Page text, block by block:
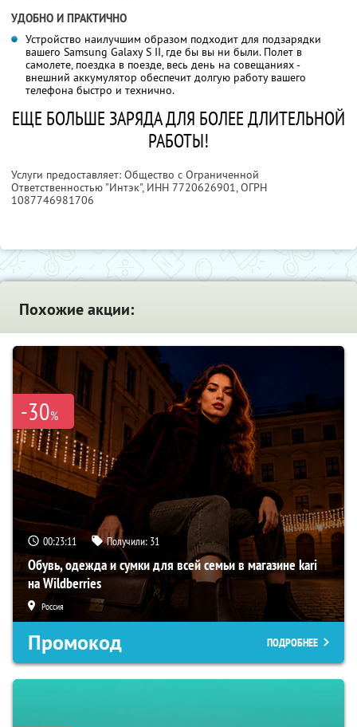
УДОБНО И ПРАКТИЧНО
Устройство наилучшим образом подходит для подзарядки
вашего Samsung Galaxy S II, где бы вы ни были. Полет в
самолете, поездка в поезде, весь день на совещаниях -
внешний аккумулятор обеспечит долгую работу вашего
телефона быстро и технично.
ЕЩЕ БОЛЬШЕ ЗАРЯДА ДЛЯ БОЛЕЕ ДЛИТЕЛЬНОЙ
РАБОТЫ!
Услуги предоставляет: Общество с Ограниченной
Ответственностью "Интэк", ИНН 7720626901, ОГРН
1087746981706
Похожие акции:
-30%
00:23:10 Получили: 31
Обувь, одежда и сумки для всей семьи в магазине kari
на Wildberries
Россия
Промокод ПОДРОБНЕЕ